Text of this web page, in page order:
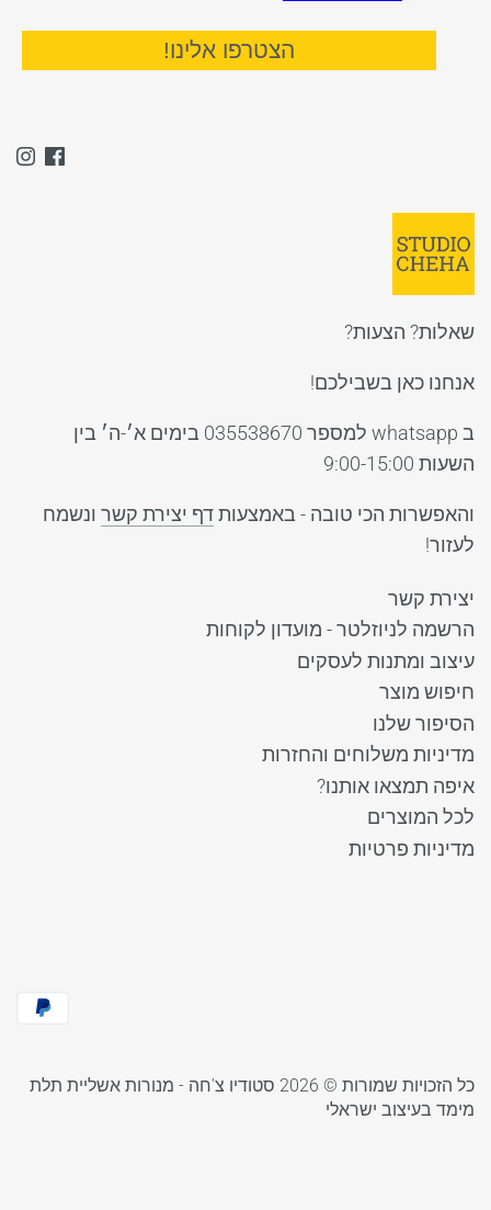
שאלות? הצעות?
אנחנו כאן בשבילכם!
ב whatsapp למספר 035538670 בימים א׳-ה׳ בין
השעות 9:00-15:00
והאפשרות הכי טובה - באמצעותדף יצירת קשר ונשמח
לעזור!
יצירת קשר
הרשמה לניוזלטר - מועדון לקוחות
עיצוב ומתנות לעסקים
חיפוש מוצר
הסיפור שלנו
מדיניות משלוחים והחזרות
איפה תמצאו אותנו?
לכל המוצרים
מדיניות פרטיות
כל הזכויות שמורות © 2026
סטודיו צ'חה - מנורות אשליית תלת
מימד בעיצוב ישראלי